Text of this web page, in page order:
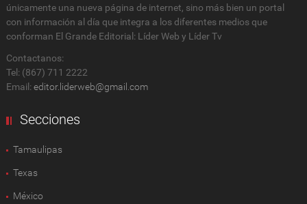
únicamente una nueva página de internet, sino más bien un portal
con información al día que integra a los diferentes medios que
conforman El Grande Editorial: Líder Web y Líder Tv
Contactanos:
Tel: (867) 711 2222
Email: editor.liderweb@gmail.com
Secciones
Tamaulipas
Texas
México